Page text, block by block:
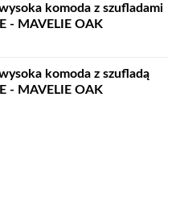
komoda z szufladami
- MAVELIE OAK
komoda z szufladą
- MAVELIE OAK